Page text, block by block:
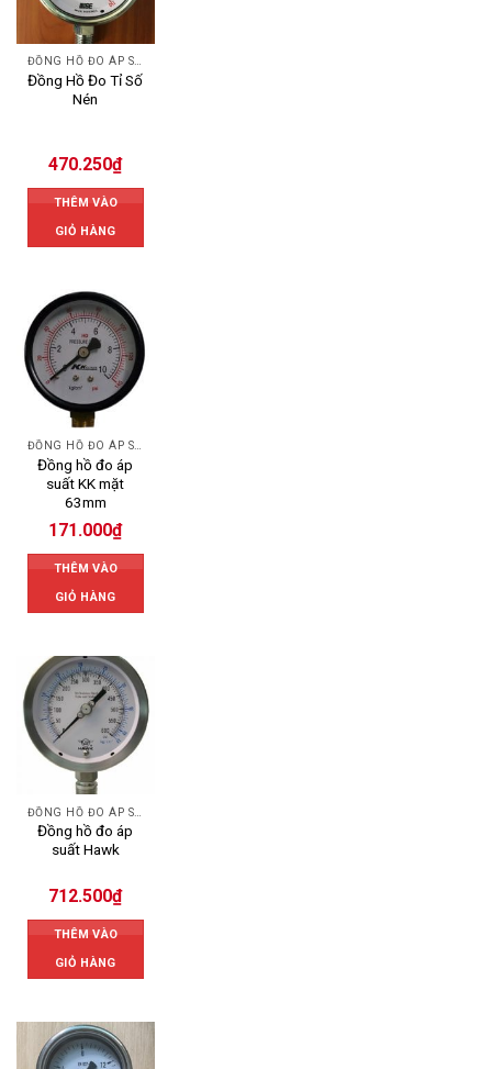
ĐỒNG HỒ ĐO ÁP SUẤT
Đồng Hồ Đo Tỉ Số
Nén
470.250₫
THÊM VÀO
GIỎ HÀNG
ĐỒNG HỒ ĐO ÁP SUẤT
Đồng hồ đo áp
suất KK mặt
63mm
171.000₫
THÊM VÀO
GIỎ HÀNG
Đồng hồ đo áp
suất Hawk
712.500₫
THÊM VÀO
GIỎ HÀNG